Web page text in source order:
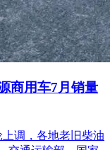
商用车7月销量
调，各地老旧柴油